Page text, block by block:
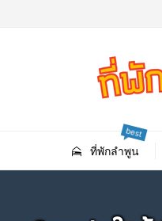
ที่พักลําพูน
best